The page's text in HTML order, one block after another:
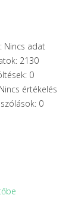
Nincs adat
2130
0
értékelés
0